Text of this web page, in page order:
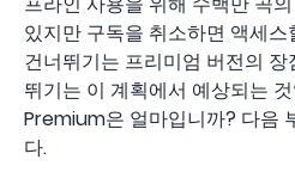
있지만 구독을 취소하면 액세
건너뛰기는 프리미엄 버전의
뛰기는 이 계획에서 예상되는
Premium은 얼마입니까? 다음
다.